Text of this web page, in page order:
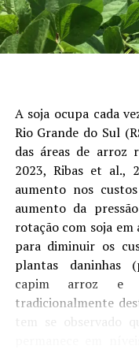
fatores como o
logísticas exerceram
cotações estaduais,
Outro ponto
comercialização da
73% da produção
percentuais em
ligeiramente
ritmo foi
longo do mês.
No milho, a
produção estimada,
em relação ao mês
A soja ocupa cada
Rio Grande do Sul
das áreas de arroz
2023, Ribas et al.,
aumento nos
aumento da
rotação com soja
para diminuir os
plantas daninhas
capim arroz e
tradicionalmente
tem se observado